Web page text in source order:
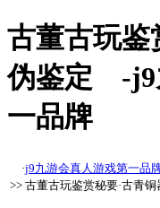
古董古玩鉴
伪鉴定 -j9
一品牌
·j9九游会真人游戏第一品
>> 古董古玩鉴赏秘要·古青